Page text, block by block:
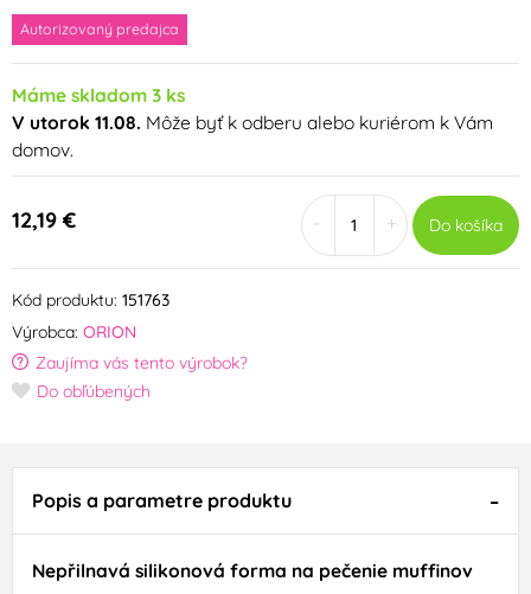
Autorizovaný predajca
Máme skladom 3 ks
V utorok 11.08. Môže byť k odberu alebo kuriérom k Vám
domov.
12,19 € + Do košíka
Kód produktu: 151763
Výrobca: ORION
Zaujíma vás tento výrobok?
Do obľúbených
Popis a parametre produktu
Nepřilnavá silikonová forma na pečenie muffinov